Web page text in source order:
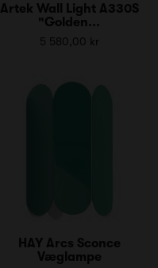
Artek Wall Light A330S
"Golden...
5 580,00 kr
HAY Arcs Sconce
Væglampe